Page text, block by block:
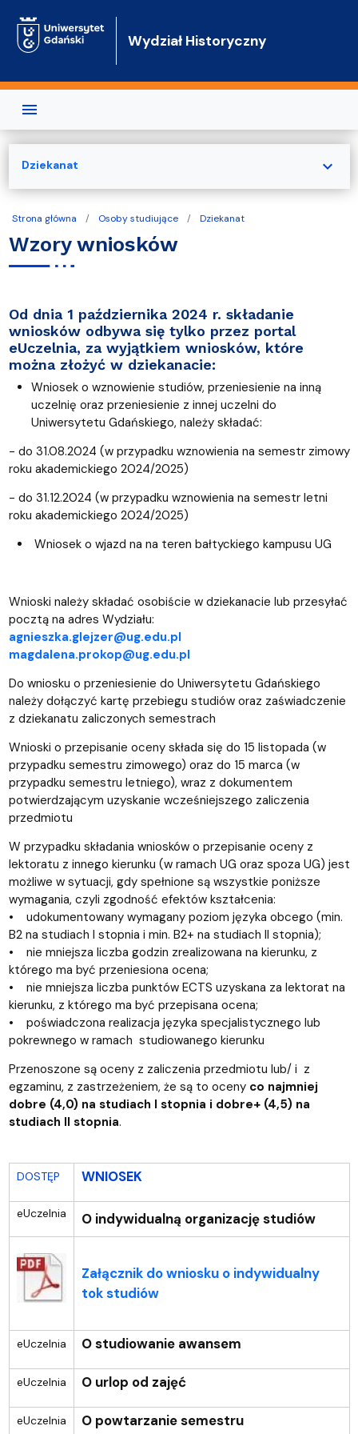
Wydział Historyczny
Strona główna Osoby studiujące Dziekanat
Wzory wniosków
Od dnia 1 października 2024 r. składanie
wniosków odbywa się tylko przez portal
eUczelnia, za wyjątkiem wniosków, które
można złożyć w dziekanacie:
Wniosek o wznowienie studiów, przeniesienie na inną
uczelnię oraz przeniesienie z innej uczelni do
Uniwersytetu Gdańskiego, należy składać:
- do 31.08.2024 (w przypadku wznowienia na semestr zimowy
roku akademickiego 2024/2025)
- do 31.12.2024 (w przypadku wznowienia na semestr letni
roku akademickiego 2024/2025)
Wniosek o wjazd na na teren bałtyckiego kampusu UG
Wnioski należy składać osobiście w dziekanacie lub przesyłać
pocztą na adres Wydziału:
agnieszka.glejzer@ug.edu.pl
magdalena.prokop@ug.edu.pl
Do wniosku o przeniesienie do Uniwersytetu Gdańskiego
należy dołączyć kartę przebiegu studiów oraz zaświadczenie
z dziekanatu zaliczonych semestrach
Wnioski o przepisanie oceny składa się do 15 listopada (w
przypadku semestru zimowego) oraz do 15 marca (w
przypadku semestru letniego), wraz z dokumentem
potwierdzającym uzyskanie wcześniejszego zaliczenia
przedmiotu
W przypadku składania wniosków o przepisanie oceny z
lektoratu z innego kierunku (w ramach UG oraz spoza UG) jest
możliwe w sytuacji, gdy spełnione są wszystkie poniższe
wymagania, czyli zgodność efektów kształcenia:
• udokumentowany wymagany poziom języka obcego (min.
B2 na studiach I stopnia i min. B2+ na studiach II stopnia);
• nie mniejsza liczba godzin zrealizowana na kierunku, z
którego ma być przeniesiona ocena;
• nie mniejsza liczba punktów ECTS uzyskana za lektorat na
kierunku, z którego ma być przepisana ocena;
• poświadczona realizacja języka specjalistycznego lub
pokrewnego w ramach studiowanego kierunku
Przenoszone są oceny z zaliczenia przedmiotu lub/ i z
egzaminu, z zastrzeżeniem, że są to oceny co najmniej
dobre (4,0) na studiach I stopnia i dobre+ (4,5) na
studiach II stopnia.
DOSTĘP WNIOSEK
eUczelnia O indywidualną organizację studiów
Załącznik do wniosku o indywidualny
tok studiów
eUczelnia O studiowanie awansem
eUczelnia O urlop od zajęć
eUczelnia O powtarzanie semestru
Dziekanat expand_more